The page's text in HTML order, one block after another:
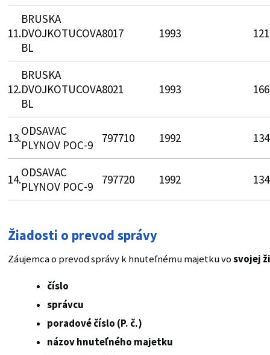
11.
BRUSKA
DVOJKOTUCOVA
BL
8017 1993
12.
BRUSKA
DVOJKOTUCOVA
BL
8021 1993
13.ODSAVAC
PLYNOV POC-9
797710 1992
14.ODSAVAC
PLYNOV POC-9
797720 1992
Žiadosti o prevod správy
Záujemca o prevod správy k hnuteľnému majetku vosvojej
číslo
správcu
poradové číslo (P. č.)
názov hnuteľného majetku